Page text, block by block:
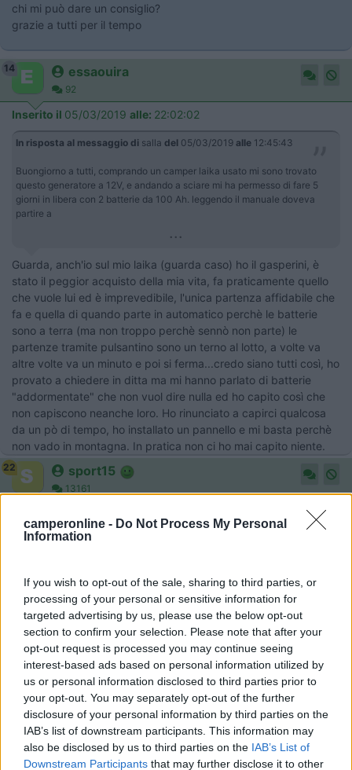
camperonline - Do Not Process My Personal
Information
If you wish to opt-out of the sale, sharing to third parties, or
processing of your personal or sensitive information for
targeted advertising by us, please use the below opt-out
section to confirm your selection. Please note that after your
opt-out request is processed you may continue seeing
interest-based ads based on personal information utilized by
us or personal information disclosed to third parties prior to
your opt-out. You may separately opt-out of the further
disclosure of your personal information by third parties on the
IAB’s list of downstream participants. This information may
also be disclosed by us to third parties on the IAB’s List of
Downstream Participants that may further disclose it to other
chi mi può dare un consiglio?
grazie a tutti per il tempo
14 essaouira
92
Inserito il 05/03/2019 alle: 22:02:02
In risposta al messaggio di salla del 05/03/2019 alle 12:45:43
Buongiorno a tutti, comprando un camper laika usato mi sono trovato
questo generatore a 12V, e andando a sciare mi ha permesso di fare 5
giorni in libera con 2 batterie da 100 Ah. leggendo il manuale doveva
partire a
...
Guarda, anch'io sul mio laika (guarda caso) ho il gasperini, è
stato il peggior acquisto della mia vita, fa praticamente quello
che vuole lui ed è imprevedibile, l'unica partenza affidabile che
fa e quella di quando parte in automatico perchè le batterie
sono a terra (ma non troppo perchè sennò non parte) le
partenze tramite pulsantino sono un terno al lotto, a volte va
altre volte va un minuto e poi si ferma...credo siano tutti così, ho
provato a chiedere in ditta ma mi hanno parlato di batterie
"addormentate" che non vuol dire nulla ed ho capito così che
non capiscono neanche loro. Ho rinunciato a capirci qualcosa
da un pò di tempo, ho installato un pannello e mi basta perchè
non vado in montagna. In pratica non ci ho mai capito niente.
22 sport15
13161
Sono punti di vista , perché per me è stato probabilmente il
Abbiamo soltanto fatto i consueti rifornimenti di olio e basta.
Gianluca
""Il Paradiso può attendere....., il Fritto no...!!""
paolov62
53
Inserito il06/03/2019 alle:00:05:56
In risposta al messaggio di 05/03/2019 12:45:43
Buongiorno a tutti, comprando un camper laika usato mi sono trovato
questo generatore a 12V, e andando a sciare mi ha permesso di fare 5